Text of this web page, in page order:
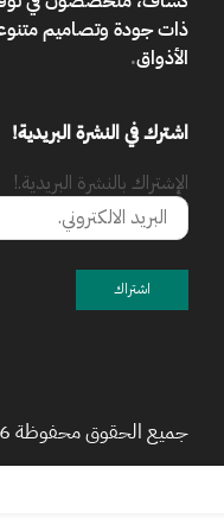
ذات جودة وتصاميم
الأذواق.
اشترك في النشرة البريدية!
الإشتراك بالنشرة البريدية.!
جميع الحقوق محفوظة 2026| ©